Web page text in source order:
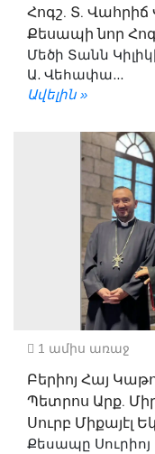
Հոգշ. Տ.
Քեսապի նոր
Մեծի Տանն
Ա. Վեհափա...
Ավելին »
1 ամիս առաջ
Բերիոյ Հայ
Պետրոս Արք.
Սուրբ Միքայէլ
Քեսապը Սուրիոյ